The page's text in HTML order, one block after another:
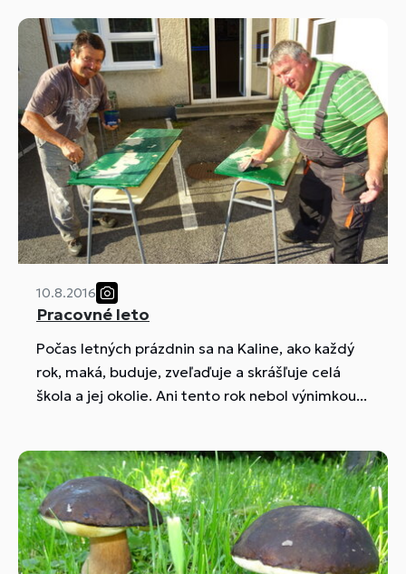
10.8.2016
Pracovné leto
Počas letných prázdnin sa na Kaline, ako každý
rok, maká, buduje, zveľaďuje a skrášľuje celá
škola a jej okolie. Ani tento rok nebol výnimkou...